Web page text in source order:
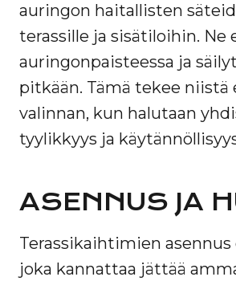
auringon haitallisten
terassille ja sisätiloihin. Ne
auringonpaisteessa ja
pitkään. Tämä tekee niistä
valinnan, kun halutaan
tyylikkyys ja
ASENNUS JA
Terassikaihtimien asennus
joka kannattaa jättää